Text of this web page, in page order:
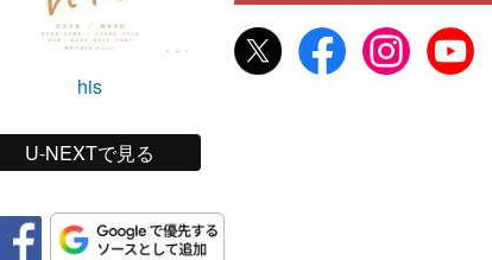
his
U-NEXTで見る